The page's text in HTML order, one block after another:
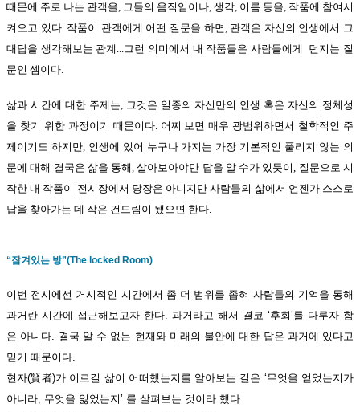
때문에 주로 나는 관객을, 그들의 움직임이나, 생각, 이름 등을, 작품에 참여시
켜오고 있다. 작품이 관객에게 어떤 질문을 하면, 관객은 자신의 인생에서 그
대답을 생각해보는 관계...그런 의미에서 내 작품들은 사람들에게 던지는 질
문인 셈이다.
삶과 시간에 대한 주제는, 그것은 일종의 자신만의 인생 혹은 자신의 정체성
을 찾기 위한 과정이기 때문이다. 어찌 보면 매우 광범위하면서 철학적인 주
제이기도 하지만, 인생에 있어 누구나 가지는 가장 기본적인 풀리지 않는 의
문에 대해 결국은 삶을 통해, 살아보아야만 답을 알 수가 있듯이, 질문으로 시
작한 내 작품이 전시장에서 당장은 아니지만 사람들의 삶에서 언젠가 스스로
답을 찾아가는 데 작은 건드림이 됐으면 한다.
“잠겨있는 방”(The locked Room)
이번 전시에선 거시적인 시간에서 좀 더 범위를 좁혀 사람들의 기억을 통해
과거란 시간에 접근해보고자 한다. 과거라고 해서 결코 ‘후회’를 다루자 함
은 아니다. 결국 알 수 없는 현재와 미래의 불안에 대한 답은 과거에 있다고
믿기 때문이다.
현자(賢者)가 이르길 삶이 어떠했는지를 알아보는 길은 ‘무엇을 얻었는지가
아니라, 무엇을 잃었는지’ 를 살펴보는 것이라 했다.